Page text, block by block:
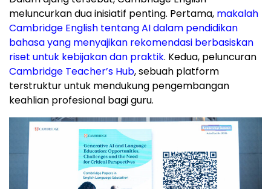
meluncurkan dua inisiatif penting. Pertama, makalah
Cambridge English tentang AI dalam pendidikan
bahasa yang menyajikan rekomendasi berbasiskan
riset untuk kebijakan dan praktik. Kedua, peluncuran
Cambridge Teacher’s Hub, sebuah platform
terstruktur untuk mendukung pengembangan
keahlian profesional bagi guru.